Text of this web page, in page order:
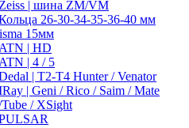
Zeiss | шина ZM/VM
26-30-34-35-36-40 мм
15мм
ATN | HD
ATN | 4 / 5
| T2-T4 Hunter / Venator
| Geni / Rico / Saim / Mate
/ XSight